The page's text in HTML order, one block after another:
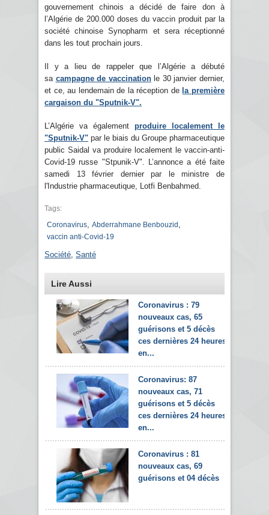
gouvernement chinois a décidé de faire don à
l’Algérie de 200.000 doses du vaccin produit par la
société chinoise Synopharm et sera réceptionné
dans les tout prochain jours.
Il y a lieu de rappeler que l’Algérie a débuté
sa campagne de vaccinationle 30 janvier dernier,
et ce, au lendemain de la réception de la première
cargaison du "Sputnik-V".
L’Algérie va également produire localement le
"Sputnik-V" par le biais du Groupe pharmaceutique
public Saidal va produire localement le vaccin-anti-
Covid-19 russe "Stpunik-V". L’annonce a été faite
samedi 13 février dernier par le ministre de
l'Industrie pharmaceutique, Lotfi Benbahmed.
Tags:
Coronavirus Abderrahmane Benbouzid
vaccin anti-Covid-19
Société Santé
Lire Aussi
Coronavirus : 79
nouveaux cas, 65
guérisons et 5 décès
ces dernières 24 heures
en...
Coronavirus: 87
nouveaux cas, 71
guérisons et 5 décès
ces dernières 24 heures
en...
Coronavirus : 81
nouveaux cas, 69
guérisons et 04 décès